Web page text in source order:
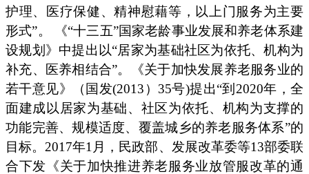
护理、医疗保健、精神慰藉等，以上门服务为主要
形式”。 《“十三五”国家老龄事业发展和养老体系建
设规划》中提出以“居家为基础社区为依托、机构为
补充、医养相结合”。《关于加快发展养老服务业的
若干意见》（国发(2013）35号)提出“到2020年，全
面建成以居家为基础、社区为依托、机构为支撑的
功能完善、规模适度、覆盖城乡的养老服务体系”的
目标。2017年1月，民政部、发展改革委等13部委联
合下发《关于加快推进养老服务业放管服改革的通